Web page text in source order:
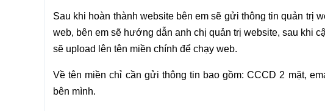
Sau khi hoàn thành website bên em sẽ gửi thông tin quản trị
web, bên em sẽ hướng dẫn anh chị quản trị website, sau khi
sẽ upload lên tên miền chính để chạy web.
Về tên miền chỉ cần gửi thông tin bao gồm: CCCD 2 mặt,
bên mình.